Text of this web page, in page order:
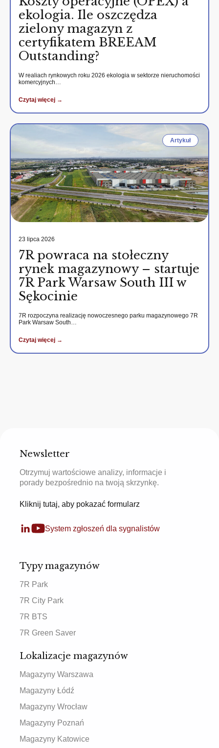
ekologia. Ile oszczędza
zielony magazyn z
certyfikatem BREEAM
Outstanding?
W realiach rynkowych roku 2026 ekologia w sektorze nieruchomości
komercyjnych…
Czytaj więcej →
Artykuł
23 lipca 2026
7R powraca na stołeczny
rynek magazynowy – startuje
7R Park Warsaw South III w
Sękocinie
7R rozpoczyna realizację nowoczesnego parku magazynowego 7R
Park Warsaw South…
Czytaj więcej →
Newsletter
Otrzymuj wartościowe analizy, informacje i
porady bezpośrednio na twoją skrzynkę.
Kliknij tutaj, aby pokazać formularz
System zgłoszeń dla sygnalistów
Typy magazynów
7R Park
7R City Park
7R BTS
7R Green Saver
Lokalizacje magazynów
Magazyny Warszawa
Magazyny Łódź
Magazyny Wrocław
Magazyny Poznań
Magazyny Katowice